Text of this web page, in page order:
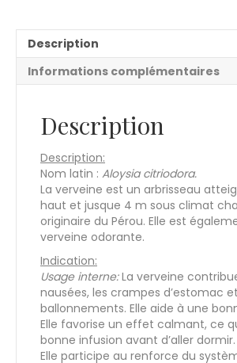
i
e
:
Description
Informations complémentaires
Description
Description:
Nom latin : Aloysia citriodora.
La verveine est un arbrisseau
haut et jusque 4 m sous climat
originaire du Pérou. Elle est
verveine odorante.
Indication:
Usage interne:La verveine
nausées, les crampes d’estomac
ballonnements. Elle aide à une
Elle favorise un effet calmant, ce
bonne infusion avant d’aller dormir.
Elle participe au renforce du